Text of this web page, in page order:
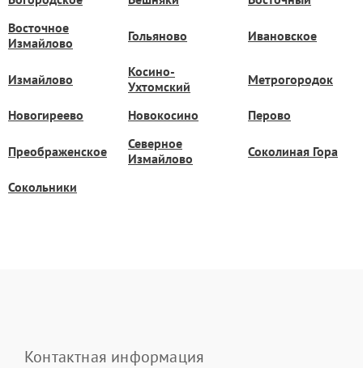
Восточное
Измайлово
Гольяново Ивановское
Измайлово
Косино-
Ухтомский
Метрогородок
Новогиреево Новокосино Перово
Преображенское
Северное
Измайлово
Соколиная Гора
Сокольники
Контактная информация